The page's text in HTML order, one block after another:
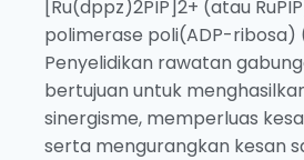
[Ru(dppz)2PIP]2+ (atau
polimerase poli(ADP-ribosa)
Penyelidikan rawatan
bertujuan untuk
sinergisme, memperluas
serta mengurangkan kesan